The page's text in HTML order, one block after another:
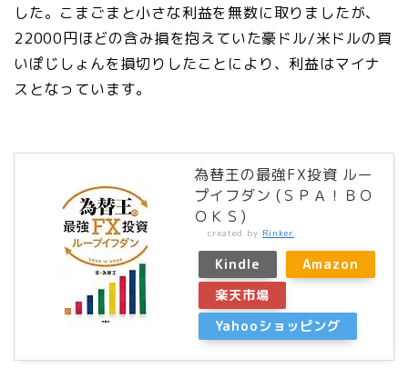
した。こまごまと小さな利益を無数に取りましたが、
22000円ほどの含み損を抱えていた豪ドル/米ドルの買
いぽじしょんを損切りしたことにより、利益はマイナ
スとなっています。
為替王の最強FX投資 ルー
プイフダン (ＳＰＡ！ＢＯ
ＯＫＳ)
created by Rinker
Kindle
Amazon
楽天市場
Yahooショッピング